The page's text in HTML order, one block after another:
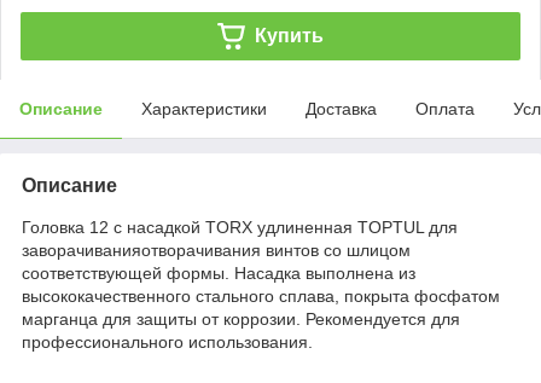
Купить
Описание Характеристики Доставка Оплата
Описание
Головка 12 с насадкой TORX удлиненная TOPTUL для
заворачиванияотворачивания винтов со шлицом
соответствующей формы. Насадка выполнена из
высококачественного стального сплава, покрыта фосфатом
марганца для защиты от коррозии. Рекомендуется для
профессионального использования.